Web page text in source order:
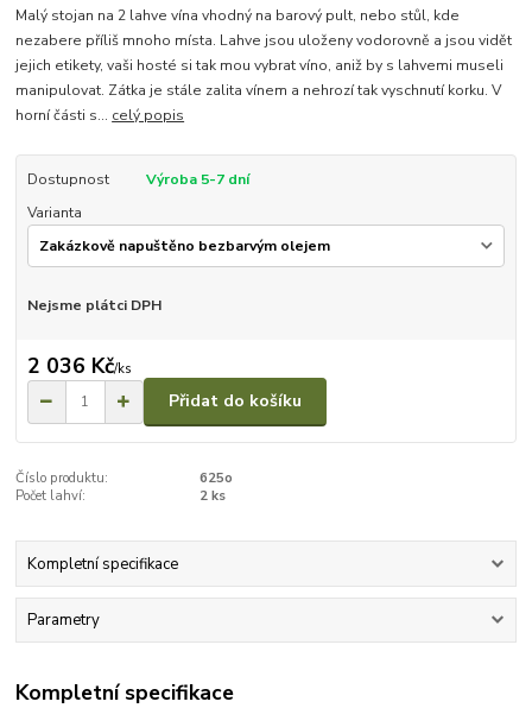
Malý stojan na 2 lahve vína vhodný na barový pult, nebo stůl, kde
nezabere příliš mnoho místa. Lahve jsou uloženy vodorovně a jsou vidět
jejich etikety, vaši hosté si tak mou vybrat víno, aniž by s lahvemi museli
manipulovat. Zátka je stále zalita vínem a nehrozí tak vyschnutí korku. V
horní části s... celý popis
Dostupnost
Výroba 5-7 dní
Varianta
Nejsme plátci DPH
2 036 Kč/ks
Přidat do košíku
Číslo produktu:
625o
Počet lahví:
2 ks
Kompletní specifikace
Parametry
Kompletní specifikace